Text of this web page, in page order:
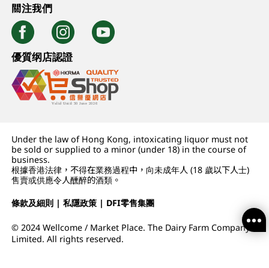
關注我們
優質纲店認證
Under the law of Hong Kong, intoxicating liquor must not
be sold or supplied to a minor (under 18) in the course of
business.
根據香港法律，不得在業務過程中，向未成年人 (18 歲以下人士)
售賣或供應令人醺醉的酒類。
條款及細則 |私隱政策 | DFI零售集團
© 2024 Wellcome / Market Place. The Dairy Farm Company
Limited. All rights reserved.